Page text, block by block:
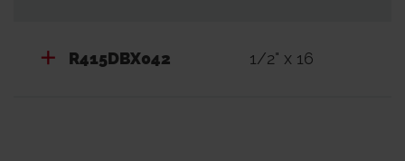
R415DBX042 1/2" x 16